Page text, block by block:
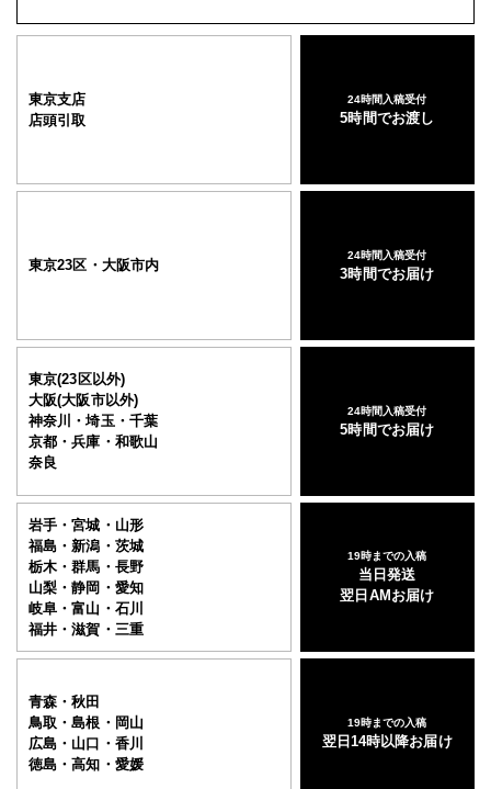
東京支店
店頭引取
24時間入稿受付
5時間でお渡し
東京23区・大阪市内
24時間入稿受付
3時間でお届け
東京(23区以外)
大阪(大阪市以外)
神奈川・埼玉・千葉
京都・兵庫・和歌山
奈良
24時間入稿受付
5時間でお届け
岩手・宮城・山形
福島・新潟・茨城
栃木・群馬・長野
山梨・静岡・愛知
岐阜・富山・石川
福井・滋賀・三重
19時までの入稿
当日発送
翌日AMお届け
青森・秋田
鳥取・島根・岡山
広島・山口・香川
徳島・高知・愛媛
19時までの入稿
翌日14時以降お届け